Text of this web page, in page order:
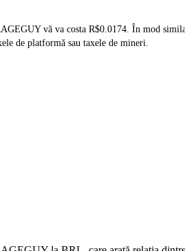
vă va costa R$0.0174. În mod
de platformă sau taxele de mineri.